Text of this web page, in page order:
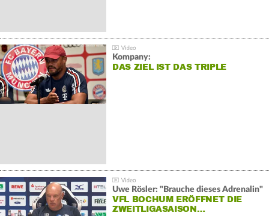
Kompany:
DAS ZIEL IST DAS TRIPLE
Uwe Rösler: "Brauche dieses Adrenalin"
VFL BOCHUM ERÖFFNET DIE
ZWEITLIGASAISON…